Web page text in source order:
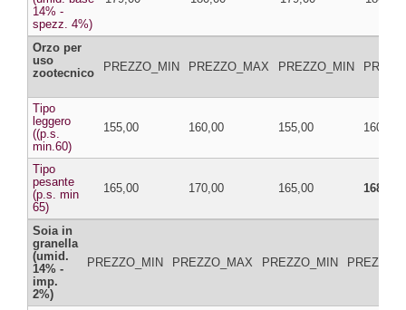
14% -
spezz. 4%)
Orzo per
uso
zootecnico
PREZZO_MIN PREZZO_MAX PREZZO_MIN
Tipo
leggero
((p.s.
min.60)
155,00 160,00 155,00 160,00
Tipo
pesante
(p.s. min
65)
165,00 170,00 165,00 168,00
Soia in
granella
(umid.
14% -
imp.
2%)
PREZZO_MIN PREZZO_MAX PREZZO_MIN